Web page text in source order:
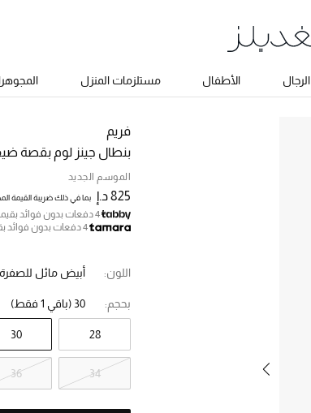
الرجال الأطفال مستلزمات المنزل
فريم
بنطال جينز لوم بقصة
الموسم الجديد
825 د.إ بما في ذلك ضريبة القيمة
4 دفعات بدون فوائد بقيمة
4 دفعات بدون فوائد بقيمة
اللون: أبيض مائل للصفرة
بحجم: 30 (باقي 1 فقط)
28
30
34
36